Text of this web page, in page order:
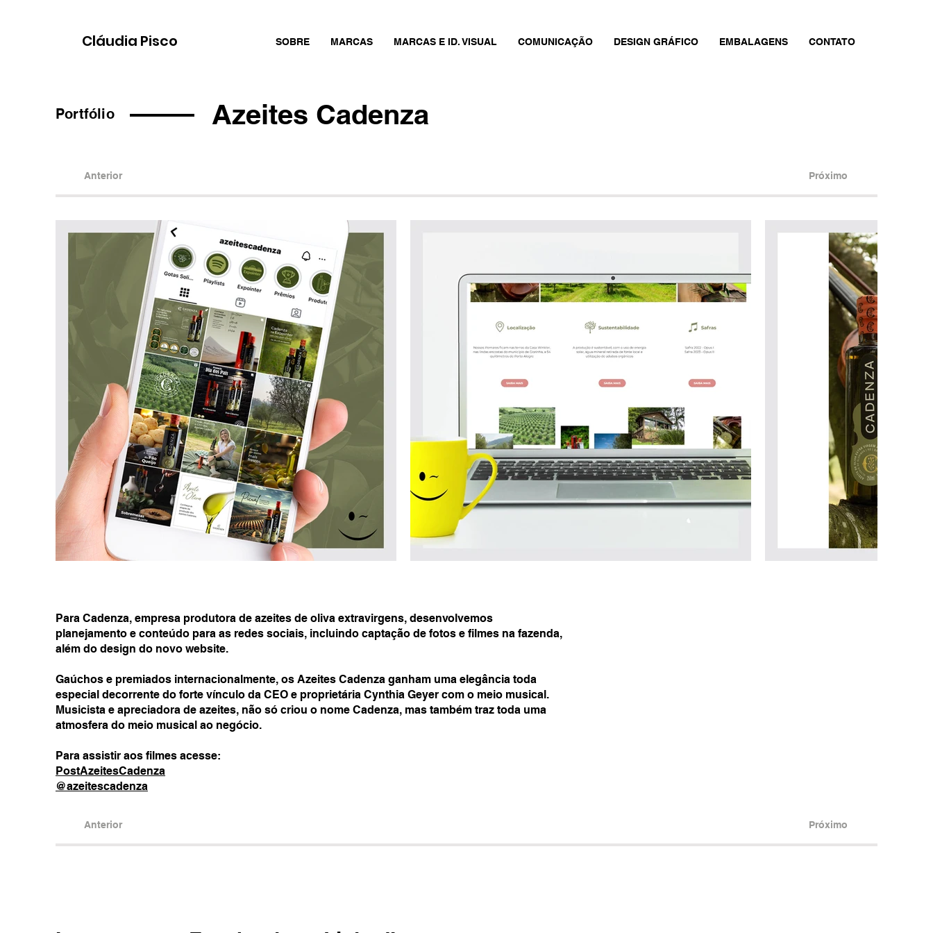
Cláudia Pisco SOBRE MARCAS MARCAS E ID. VISUAL COMUNICAÇÃO DESIGN GRÁFICO EMBALAGENS CONTATO
Portfólio Azeites Cadenza
Anterior Próximo
Para Cadenza, empresa produtora de azeites de oliva extravirgens, desenvolvemos
planejamento e conteúdo para as redes sociais, incluindo captação de fotos e filmes na fazenda,
além do design do novo website.
Gaúchos e premiados internacionalmente, os Azeites Cadenza ganham uma elegância toda
especial decorrente do forte vínculo da CEO e proprietária Cynthia Geyer com o meio musical.
Musicista e apreciadora de azeites, não só criou o nome Cadenza, mas também traz toda uma
atmosfera do meio musical ao negócio.
Para assistir aos filmes acesse:
PostAzeitesCadenza
@azeitescadenza
Anterior Próximo